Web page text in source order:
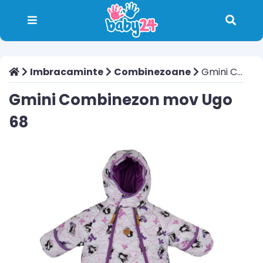
Imbracaminte Combinezoane Gmini Combinezon mov Ugo 68
Gmini Combinezon mov Ugo
68